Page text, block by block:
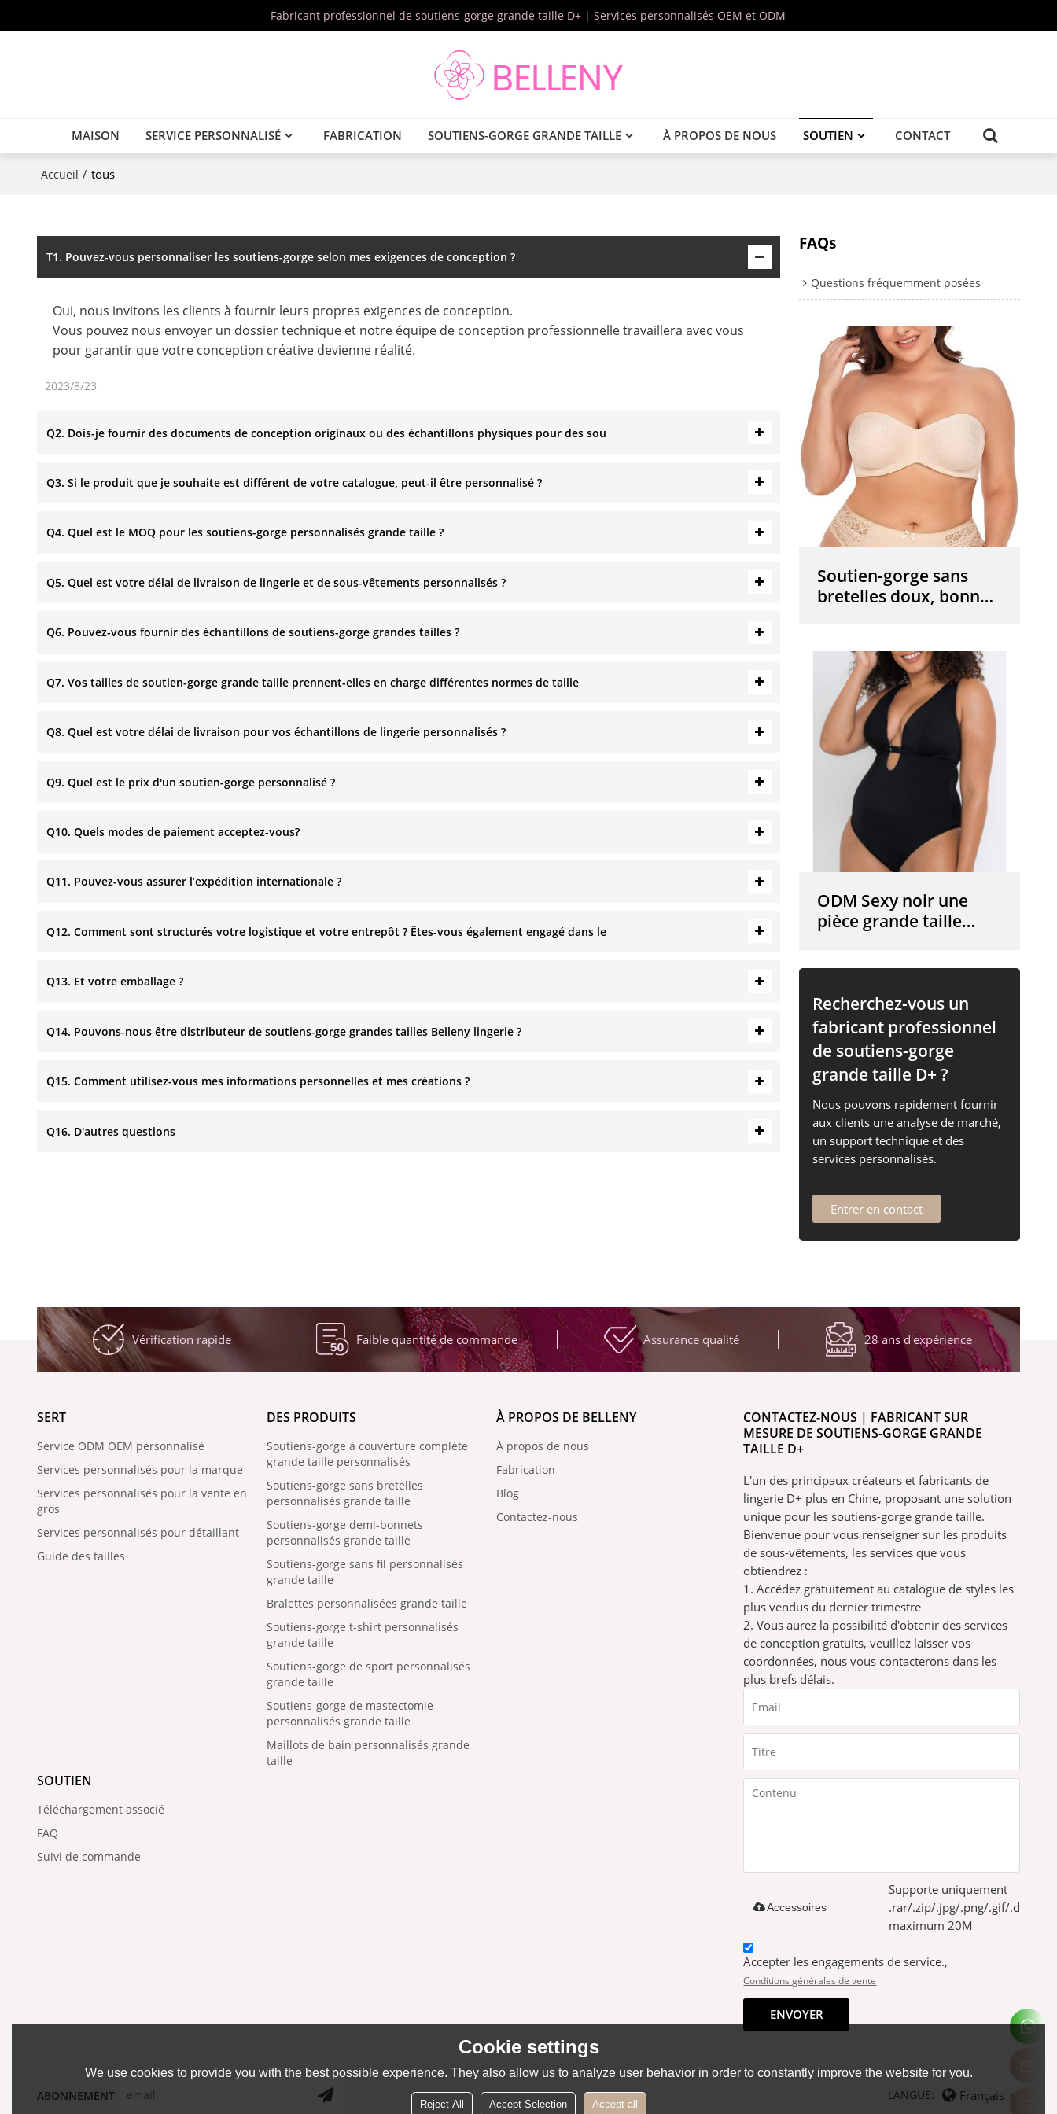
Fabricant professionnel de soutiens-gorge grande taille D+ | Services personnalisés OEM et ODM
MAISON SERVICE PERSONNALISÉ FABRICATION SOUTIENS-GORGE GRANDE TAILLE À PROPOS DE NOUS SOUTIEN CONTACT
Accueil / tous
T1. Pouvez-vous personnaliser les soutiens-gorge selon mes exigences de conception ?
Oui, nous invitons les clients à fournir leurs propres exigences de conception.
Vous pouvez nous envoyer un dossier technique et notre équipe de conception professionnelle travaillera avec vous
pour garantir que votre conception créative devienne réalité.
2023/8/23
Q2. Dois-je fournir des documents de conception originaux ou des échantillons physiques pour des sou
Q3. Si le produit que je souhaite est différent de votre catalogue, peut-il être personnalisé ?
Q4. Quel est le MOQ pour les soutiens-gorge personnalisés grande taille ?
Q5. Quel est votre délai de livraison de lingerie et de sous-vêtements personnalisés ?
Q6. Pouvez-vous fournir des échantillons de soutiens-gorge grandes tailles ?
Q7. Vos tailles de soutien-gorge grande taille prennent-elles en charge différentes normes de taille
Q8. Quel est votre délai de livraison pour vos échantillons de lingerie personnalisés ?
Q9. Quel est le prix d'un soutien-gorge personnalisé ?
Q10. Quels modes de paiement acceptez-vous?
Q11. Pouvez-vous assurer l’expédition internationale ?
Q12. Comment sont structurés votre logistique et votre entrepôt ? Êtes-vous également engagé dans le
Q13. Et votre emballage ?
Q14. Pouvons-nous être distributeur de soutiens-gorge grandes tailles Belleny lingerie ?
Q15. Comment utilisez-vous mes informations personnelles et mes créations ?
Q16. D'autres questions
FAQs
Questions fréquemment posées
Soutien-gorge sans
bretelles doux, bonnet
rembourrée, lingerie à
bande forte,
personnalisée, vente
en gros
ODM Sexy noir une
pièce grande taille
femmes maillots de
bain fournisseur
Recherchez-vous un
fabricant professionnel
de soutiens-gorge
grande taille D+ ?
Nous pouvons rapidement fournir
aux clients une analyse de marché,
un support technique et des
services personnalisés.
Entrer en contact
Vérification rapide Faible quantité de commande Assurance qualité 28 ans d'expérience
SERT
Service ODM OEM personnalisé
Services personnalisés pour la marque
Services personnalisés pour la vente en
gros
Services personnalisés pour détaillant
Guide des tailles
DES PRODUITS
Soutiens-gorge à couverture complète
grande taille personnalisés
Soutiens-gorge sans bretelles
personnalisés grande taille
Soutiens-gorge demi-bonnets
personnalisés grande taille
Soutiens-gorge sans fil personnalisés
grande taille
Bralettes personnalisées grande taille
Soutiens-gorge t-shirt personnalisés
grande taille
Soutiens-gorge de sport personnalisés
grande taille
Soutiens-gorge de mastectomie
personnalisés grande taille
Maillots de bain personnalisés grande
taille
À PROPOS DE BELLENY
À propos de nous
Fabrication
Blog
Contactez-nous
SOUTIEN
Téléchargement associé
FAQ
Suivi de commande
CONTACTEZ-NOUS | FABRICANT SUR
MESURE DE SOUTIENS-GORGE GRANDE
TAILLE D+
L'un des principaux créateurs et fabricants de
lingerie D+ plus en Chine, proposant une solution
unique pour les soutiens-gorge grande taille.
Bienvenue pour vous renseigner sur les produits
de sous-vêtements, les services que vous
obtiendrez :
1. Accédez gratuitement au catalogue de styles les
plus vendus du dernier trimestre
2. Vous aurez la possibilité d'obtenir des services
de conception gratuits, veuillez laisser vos
coordonnées, nous vous contacterons dans les
plus brefs délais.
Supporte uniquement
.rar/.zip/.jpg/.png/.gif/.doc/
maximum 20M
Accessoires
Accepter les engagements de service.,
Conditions générales de vente
ENVOYER
ABONNEMENT LANGUE: Français
Cookie settings
We use cookies to provide you with the best possible experience. They also allow us to analyze user behavior in order to constantly improve the website for you.
Reject All Accept Selection Accept all